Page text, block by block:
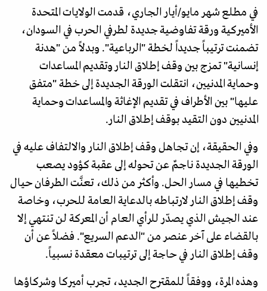
في مطلع شهر مايو/أيار الجاري، قدمت الولايات المتحدة
الأميركية ورقة تفاوضية جديدة لطرفي الحرب في السودان،
تضمنت ترتيباً جديداً لخطة "الرباعية". وبدلاً من "هدنة
إنسانية" تمزج بين وقف إطلاق النار وتقديم المساعدات
وحماية المدنيين، انتقلت الورقة الجديدة إلى خطة "متفق
عليها" بين الأطراف في تقديم الإغاثة والمساعدات وحماية
المدنيين دون التقيد بوقف إطلاق النار.
وفي الحقيقة، إن تجاهل وقف إطلاق النار والالتفاف عليه في
الورقة الجديدة ناجمٌ عن تحوله إلى عقبة كؤود يصعب
تخطيها في مسار الحل. وأكثر من ذلك، تعنَّت الطرفان حيال
وقف إطلاق النار لارتباطه بالدعاية العامة للحرب، وخاصة
عند الجيش الذي يصدّر للرأي العام أن المعركة لن تنتهي إلا
بالقضاء على آخر عنصر من "الدعم السريع". فضلاً عن أن
وقف إطلاق النار في حاجة إلى ترتيبات معقدة نسبياً.
وهذه المرة، ووفقاً للمقترح الجديد، تجرب أميركا وشركاؤها